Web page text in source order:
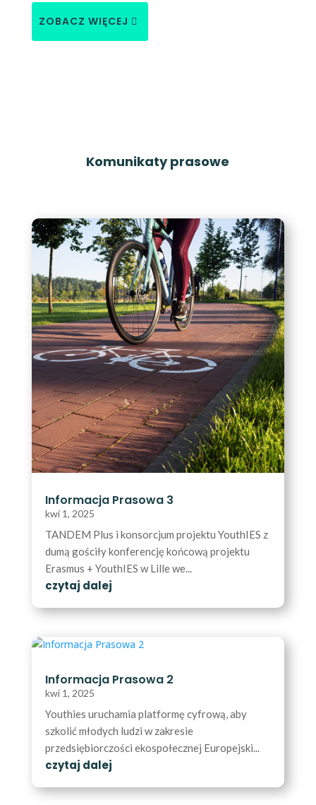
ZOBACZ WIĘCEJ
Komunikaty prasowe
Informacja Prasowa 3
kwi 1, 2025
TANDEM Plus i konsorcjum projektu YouthIES z
dumą gościły konferencję końcową projektu
Erasmus + YouthIES w Lille we...
czytaj dalej
Informacja Prasowa 2
kwi 1, 2025
Youthies uruchamia platformę cyfrową, aby
szkolić młodych ludzi w zakresie
przedsiębiorczości ekospołecznej Europejski...
czytaj dalej